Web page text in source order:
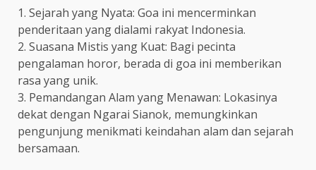
1. Sejarah yang Nyata: Goa ini mencerminkan
penderitaan yang dialami rakyat Indonesia.
2. Suasana Mistis yang Kuat: Bagi pecinta
pengalaman horor, berada di goa ini memberikan
rasa yang unik.
3. Pemandangan Alam yang Menawan: Lokasinya
dekat dengan Ngarai Sianok, memungkinkan
pengunjung menikmati keindahan alam dan sejarah
bersamaan.